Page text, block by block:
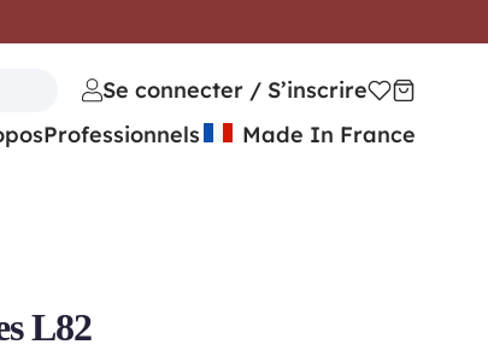
L82
Se connecter / S’inscrire
Professionnels Made In France